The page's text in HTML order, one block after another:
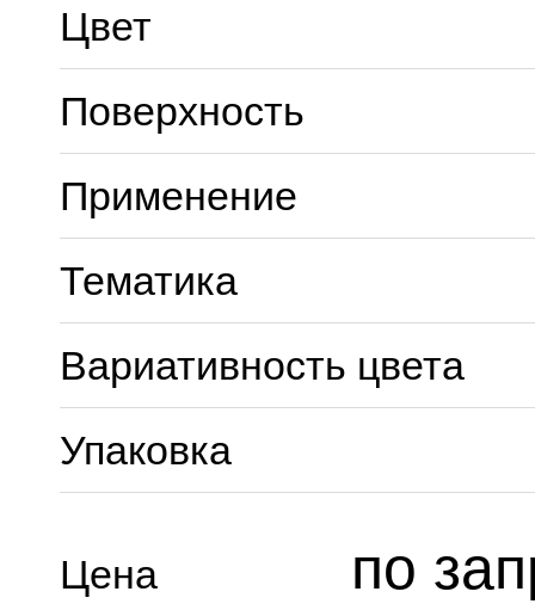
Цвет
Поверхность
Применение
Тематика
Вариативность цвета
Упаковка
Цена по